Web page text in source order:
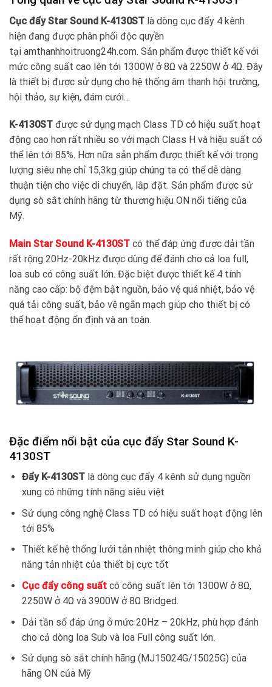
Cục đẩy Star Sound K-4130ST là dòng cục đẩy 4 kênh
hiện đang được phân phối độc quyền
tại amthanhhoitruong24h.com. Sản phẩm được thiết kế với
mức công suất cao lên tới 1300W ở 8Ω và 2250W ở 4Ω. Đây
là thiết bị được sử dụng cho hệ thống âm thanh hội trường,
hội thảo, sự kiện, đám cưới…
K-4130ST được sử dụng mạch Class TD có hiệu suất hoạt
động cao hơn rất nhiều so với mạch Class H và hiệu suất có
thể lên tới 85%. Hơn nữa sản phẩm được thiết kế với trọng
lượng siêu nhẹ chỉ 15,3kg giúp chúng ta có thể dễ dàng
thuận tiện cho việc di chuyển, lắp đặt. Sản phẩm được sử
dụng sò sắt chính hãng từ thương hiệu ON nổi tiếng của
Mỹ.
Main Star Sound K-4130ST có thể đáp ứng được dải tần
rất rộng 20Hz-20kHz được dùng để đánh cho cả loa full,
loa sub có công suất lớn. Đặc biệt được thiết kế 4 tính
năng cao cấp: bộ đệm bật nguồn, bảo vệ quá nhiệt, bảo vệ
quá tải công suất, bảo vệ ngắn mạch giúp cho thiết bị có
thể hoạt động ổn định và an toàn.
Đặc điểm nổi bật của cục đẩy Star Sound K-
4130ST
Đẩy K-4130STlà dòng cục đẩy 4 kênh sử dụng nguồn
xung có những tính năng siêu việt
Sử dụng công nghệ Class TD có hiệu suất hoạt động lên
tới 85%
Thiết kế hệ thống lưới tản nhiệt thông minh giúp cho khả
năng tản nhiệt của thiết bị cực tốt
Cục đẩy công suấtcó công suất lên tới 1300W ở 8Ω,
2250W ở 4Ω và 3900W ở 8Ω Bridged.
Dải tần số đáp ứng ở mức 20Hz – 20kHz, phù hợp đánh
cho cả dòng loa Sub và loa Full công suất lớn.
Sử dụng sò sắt chính hãng (MJ15024G/15025G) của
hãng ON của Mỹ